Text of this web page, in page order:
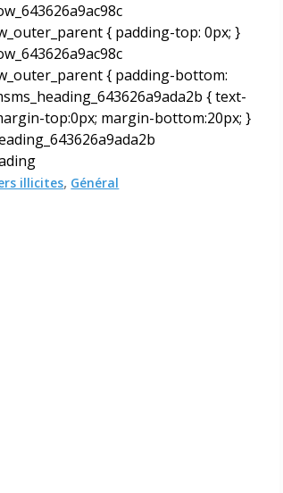
{ padding-top: 0px; }
{ padding-bottom:
{ text-
top:0px; margin-bottom:20px; }
illicites, Général